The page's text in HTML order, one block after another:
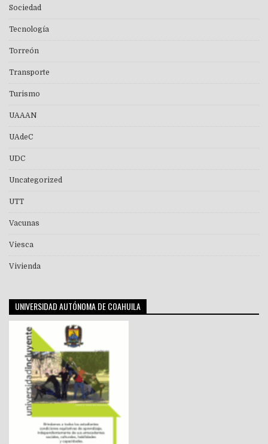
Sociedad
Tecnología
Torreón
Transporte
Turismo
UAAAN
UAdeC
UDC
Uncategorized
UTT
Vacunas
Viesca
Vivienda
UNIVERSIDAD AUTÓNOMA DE COAHUILA